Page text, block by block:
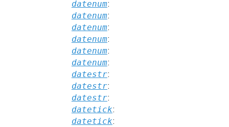
datenum:
datenum:
datenum:
datenum:
datenum:
datenum:
datestr:
datestr:
datestr:
datetick:
datetick: